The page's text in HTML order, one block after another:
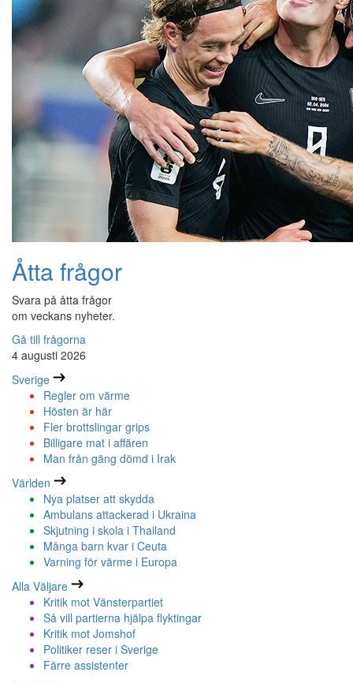
Åtta frågor
Svara på åtta frågor
om veckans nyheter.
Gå till frågorna
4 augusti 2026
Sverige
Regler om värme
Hösten är här
Fler brottslingar grips
Billigare mat i affären
Man från gäng dömd i Irak
Världen
Nya platser att skydda
Ambulans attackerad i Ukraina
Skjutning i skola i Thailand
Många barn kvar i Ceuta
Varning för värme i Europa
Alla Väljare
Kritik mot Vänsterpartiet
Så vill partierna hjälpa flyktingar
Kritik mot Jomshof
Politiker reser i Sverige
Färre assistenter